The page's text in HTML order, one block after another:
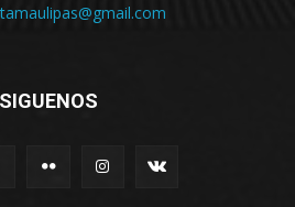
SIGUENOS